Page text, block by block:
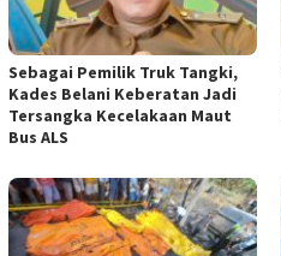
Sebagai Pemilik Truk Tangki,
Kades Belani Keberatan Jadi
Tersangka Kecelakaan Maut
Bus ALS